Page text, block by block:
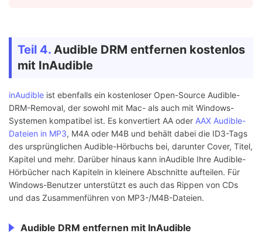
Teil 4. Audible DRM entfernen kostenlos
mit InAudible
inAudible ist ebenfalls ein kostenloser Open-Source Audible-
DRM-Removal, der sowohl mit Mac- als auch mit Windows-
Systemen kompatibel ist. Es konvertiert AA oder AAX Audible-
Dateien in MP3, M4A oder M4B und behält dabei die ID3-Tags
des ursprünglichen Audible-Hörbuchs bei, darunter Cover, Titel,
Kapitel und mehr. Darüber hinaus kann inAudible Ihre Audible-
Hörbücher nach Kapiteln in kleinere Abschnitte aufteilen. Für
Windows-Benutzer unterstützt es auch das Rippen von CDs
und das Zusammenführen von MP3-/M4B-Dateien.
Audible DRM entfernen mit InAudible